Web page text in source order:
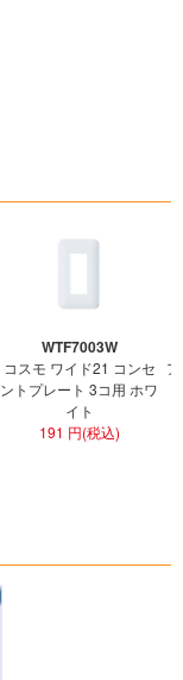
WTF7003W
コスモ ワイド21 コンセ
ントプレート 3コ用 ホワ
イト
191 円(税込)